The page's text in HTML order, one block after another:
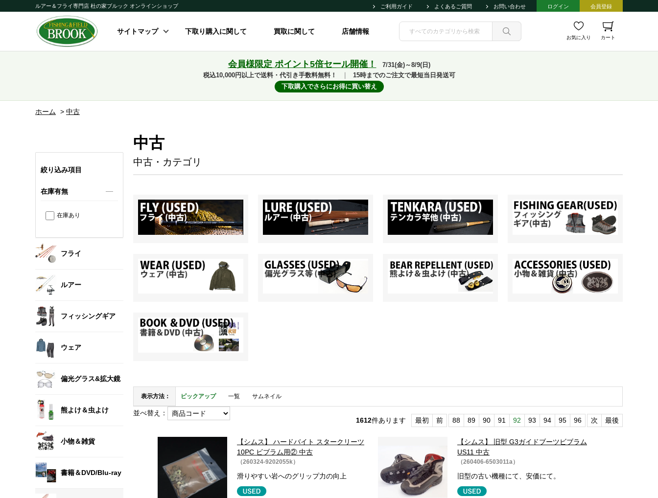
ルアー＆フライ専門店 杜の家ブルック オンラインショップ ご利用ガイド よくあるご質問 お問い合わせ ログイン 会員登録
サイトマップ 下取り購入に関して 買取に関して 店舗情報
お気に入り カート
会員様限定 ポイント5倍セール開催！
7/31(金)～8/9(日)
税込10,000円以上で送料・代引き手数料無料！
15時までのご注文で最短当日発送可
下取購入でさらにお得に買い替え
ホーム > 中古
絞り込み項目
在庫有無
在庫あり
フライ
ルアー
フィッシングギア
ウェア
偏光グラス&拡大鏡
熊よけ＆虫よけ
小物＆雑貨
書籍＆DVD/Blu-ray
中古
中古・カテゴリ
表示方法： ピックアップ 一覧 サムネイル
並べ替え：
1612件あります 最初 前 88 89 90 91 92 93 94 95 96 次 最後
【シムス】 ハードバイト スタークリーツ
10PC ビブラム用② 中古
（260324-9202055k）
滑りやすい岩へのグリップ力の向上
【シムス】 旧型 G3ガイドブーツビブラム
US11 中古
（260406-6503011a）
旧型の古い機種にて、安価にて。